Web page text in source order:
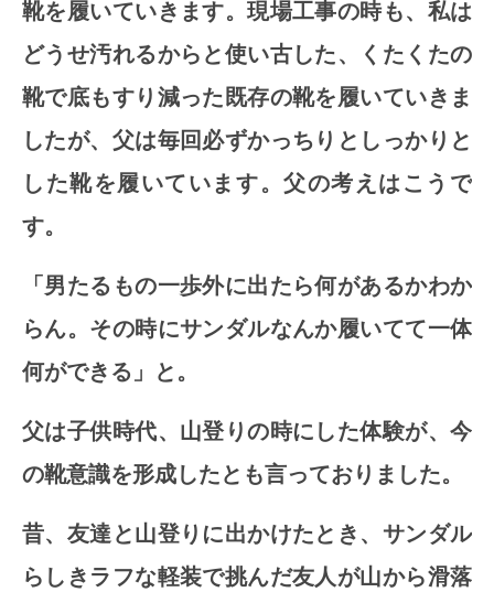
靴を履いていきます。現場工事の時も、私は
どうせ汚れるからと使い古した、くたくたの
靴で底もすり減った既存の靴を履いていきま
したが、父は毎回必ずかっちりとしっかりと
した靴を履いています。父の考えはこうで
す。
「男たるもの一歩外に出たら何があるかわか
らん。その時にサンダルなんか履いてて一体
何ができる」と。
父は子供時代、山登りの時にした体験が、今
の靴意識を形成したとも言っておりました。
昔、友達と山登りに出かけたとき、サンダル
らしきラフな軽装で挑んだ友人が山から滑落